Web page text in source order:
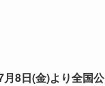
8日(金)より全国公